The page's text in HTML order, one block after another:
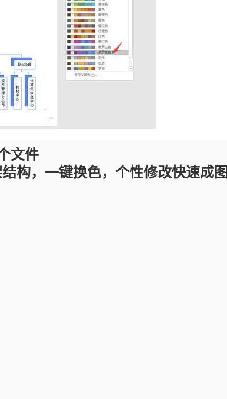
文件
构，一键换色，个性修改快速成图